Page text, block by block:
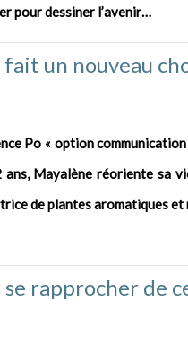
pour dessiner l’avenir…
fait un nouveau
Po « option
ans, Mayalène réoriente sa
de plantes aromatiques et
se rapprocher de